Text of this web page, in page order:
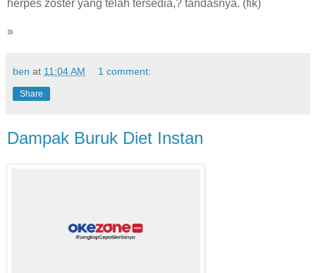
herpes zoster yang telah tersedia,? tandasnya. (fik)
»
ben at 11:04 AM 1 comment:
Share
Dampak Buruk Diet Instan